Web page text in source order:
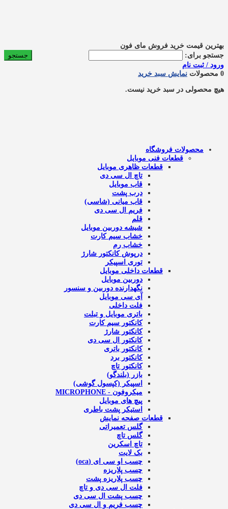
بهترین قیمت خرید فروش مای فون
جستجو برای:
ورود / ثبت نام
0 محصولات
نمایش سبد خرید
هیچ محصولی در سبد خرید نیست.
محصولات فروشگاه
قطعات فنی موبایل
قطعات ظاهری موبایل
تاچ ال سی دی
قاب موبایل
درب پشت
قاب میانی (شاسی)
فریم ال سی دی
قلم
شیشه دوربین موبایل
خشاب سیم کارت
خشاب رم
درپوش کانکتور شارژ
توری اسپیکر
قطعات داخلی موبایل
دوربین موبایل
نگهدارنده دوربین و سنسور
آی سی موبایل
فلت داخلی
باتری موبایل و تبلت
کانکتور سیم کارت
کانکتور شارژ
کانکتور ال سی دی
کانکتور باتری
کانکتور برد
کانکتور تاچ
بازر (بلندگو)
اسپیکر (کپسول گوشی)
میکروفون - MICROPHONE
پیچ های موبایل
استیکر پشت باطری
قطعات صفحه نمایش
گلس تعمیراتی
گلس تاچ
تاچ اسکرین
بک لایت
چسب او سی ای (oca)
چسب پلاریزه
چسب پلاریزه پشت
فلت ال سی دی و تاچ
چسب پشت ال سی دی
چسب فریم و ال سی دی